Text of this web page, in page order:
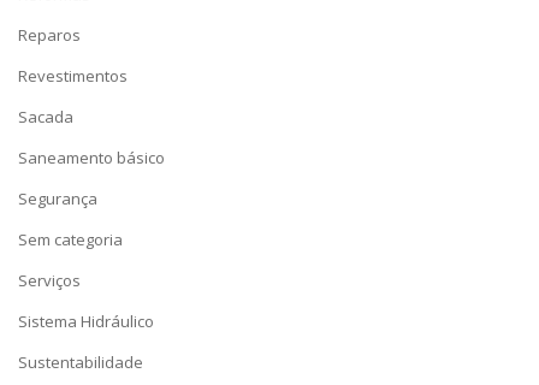
Reparos
Revestimentos
Sacada
Saneamento básico
Segurança
Sem categoria
Serviços
Sistema Hidráulico
Sustentabilidade